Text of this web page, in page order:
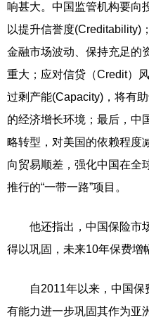
响甚大。中国监管机构要向
以提升信誉度(Creditability)
金融市场波动、保持充足的
重大；应对信贷（Credit）
过剩产能(Capacity)，将有
的经济增长环境；最后，中
略转型，对美国的依赖程度
向贸易顺差，强化中国在全
推行的“一带一路”项目。
他还指出，中国保险市
得以巩固，未来10年保费增
自2011年以来，中国保
有能力进一步巩固其作为亚